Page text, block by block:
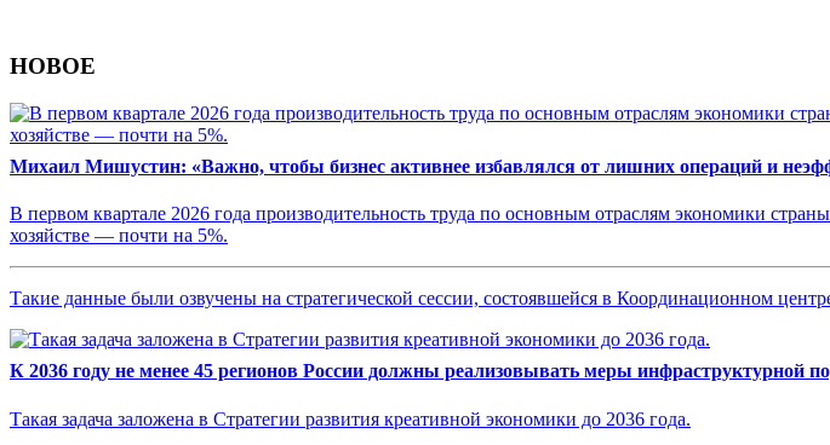
НОВОЕ
Михаил Мишустин: «Важно, чтобы бизнес активнее избавлялся от лишних операций и
В первом квартале 2026 года производительность труда по основным отраслям экономики
хозяйстве — почти на 5%.
Такие данные были озвучены на стратегической сессии, состоявшейся в Координационном
К 2036 году не менее 45 регионов России должны реализовывать меры инфраструктурной
Такая задача заложена в Стратегии развития креативной экономики до 2036 года.